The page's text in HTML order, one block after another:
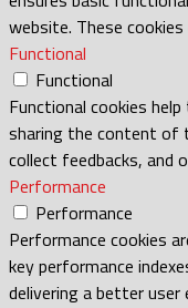
website. These
Functional
Functional
Functional cookies
sharing the content of
collect feedbacks, and
Performance
Performance
Performance cookies
key performance
delivering a better